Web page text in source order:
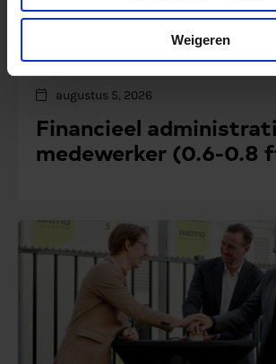
Weigeren
augustus 5, 2026
Financieel
medewerker (0.6-0.8